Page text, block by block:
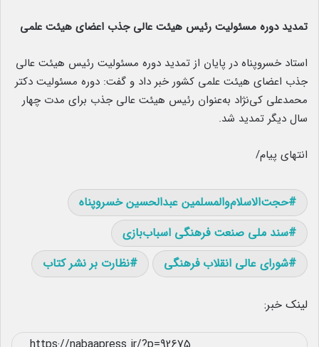
تمدید دوره مسئولیت رئیس هیئت عالی جذب اعضای هیئت علمی
استاد خسروپناه در پایان از تمدید دوره مسئولیت رئیس هیئت عالی
جذب اعضای هیئت علمی کشور خبر داد و گفت: دوره مسئولیت دکتر
محمدعلی کی‌نژاد به‌عنوان رئیس هیئت عالی جذب برای مدت چهار
سال دیگر تمدید شد.
انتهای پیام/
حجت‌الاسلام‌والمسلمین عبدالحسین خسروپناه
سند ملی صنعت فرهنگی اسباب‌بازی
شورای عالی انقلاب فرهنگی
نظارت بر نشر کتاب
لینک خبر: